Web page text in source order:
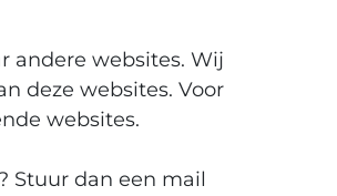
andere websites. Wij
deze websites. Voor
websites.
Stuur dan een mail